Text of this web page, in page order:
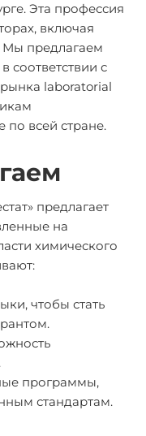
Эта профессия
включая
Мы предлагаем
соответствии с
laboratorial
по всей стране.
предлагает
на
химического
чтобы стать
программы,
стандартам.